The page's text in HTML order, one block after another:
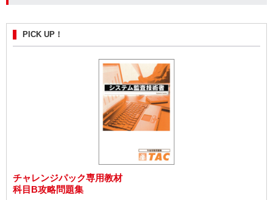
PICK UP！
チャレンジパック専用教材
科目B攻略問題集